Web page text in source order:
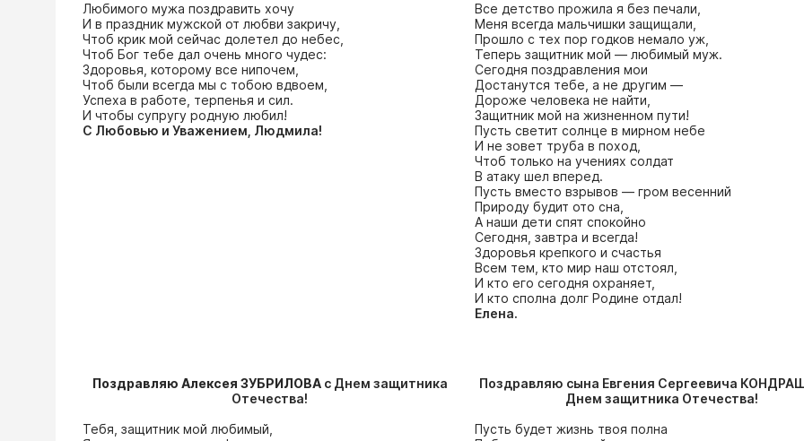
Любимого мужа поздравить хочу
И в праздник мужской от любви закричу,
Чтоб крик мой сейчас долетел до небес,
Чтоб Бог тебе дал очень много чудес:
Здоровья, которому все нипочем,
Чтоб были всегда мы с тобою вдвоем,
Успеха в работе, терпенья и сил.
И чтобы супругу родную любил!
С Любовью и Уважением, Людмила!
Все детство прожила я без печали,
Меня всегда мальчишки защищали,
Прошло с тех пор годков немало уж,
Теперь защитник мой — любимый муж.
Сегодня поздравления мои
Достанутся тебе, а не другим —
Дороже человека не найти,
Защитник мой на жизненном пути!
Пусть светит солнце в мирном небе
И не зовет труба в поход,
Чтоб только на учениях солдат
В атаку шел вперед.
Пусть вместо взрывов — гром весенний
Природу будит ото сна,
А наши дети спят спокойно
Сегодня, завтра и всегда!
Здоровья крепкого и счастья
Всем тем, кто мир наш отстоял,
И кто его сегодня охраняет,
И кто сполна долг Родине отдал!
Елена.
Поздравляю Алексея ЗУБРИЛОВА с Днем защитника
Отечества!
Тебя, защитник мой любимый,
Поздравляю сына Евгения Сергеевича
Днем защитника Отечества!
Пусть будет жизнь твоя полна